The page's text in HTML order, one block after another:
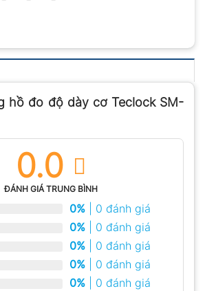
hồ đo độ dày cơ Teclock SM-
0.0
ĐÁNH GIÁ TRUNG BÌNH
0% | 0 đánh giá
0% | 0 đánh giá
0% | 0 đánh giá
0% | 0 đánh giá
0% | 0 đánh giá